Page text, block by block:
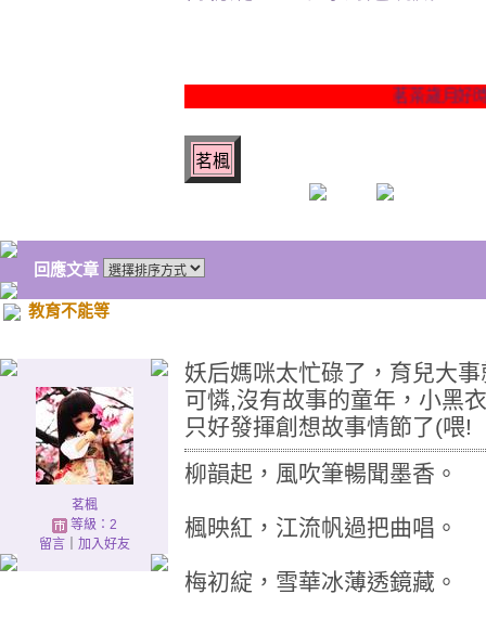
茗茶歲月好時光。
茗楓
回應文章
教育不能等
茗楓
等級：2
留言｜ 加入好友
妖后媽咪太忙碌了，育兒大
可憐,沒有故事的童年，小黑
只好發揮創想故事情節了(喂!
柳韻起，風吹筆暢聞墨香。
楓映紅，江流帆過把曲唱。
梅初綻，雪華冰薄透鏡藏。